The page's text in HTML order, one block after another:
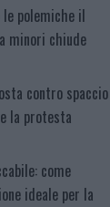
le polemiche il
minori chiude
contro spaccio
la protesta
come
ideale per la